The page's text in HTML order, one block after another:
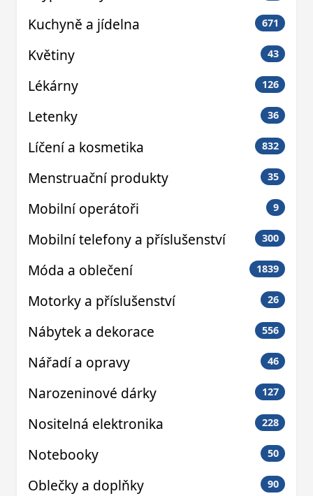
Kuchyně a jídelna 671
Květiny 43
Lékárny 126
Letenky 36
Líčení a kosmetika 832
Menstruační produkty 35
Mobilní operátoři 9
Mobilní telefony a příslušenství 300
Móda a oblečení 1839
Motorky a příslušenství 26
Nábytek a dekorace 556
Nářadí a opravy 46
Narozeninové dárky 127
Nositelná elektronika 228
Notebooky 50
Oblečky a doplňky 90